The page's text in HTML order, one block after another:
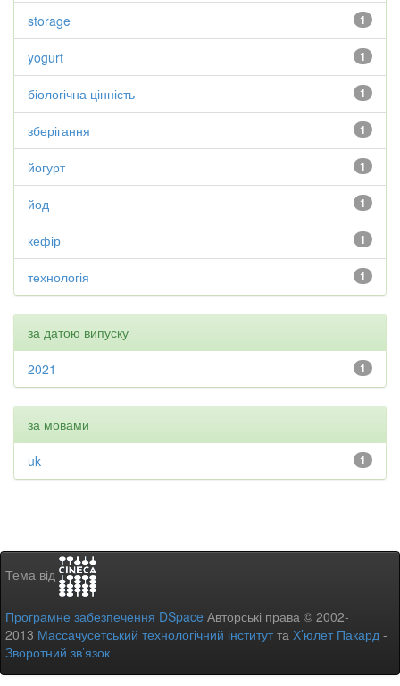
1
storage
1
yogurt
1
біологічна цінність
1
зберігання
1
йогурт
1
йод
1
кефір
1
технологія
за датою випуску
1
2021
за мовами
1
uk
Тема від
Програмне забезпечення DSpace Авторські права © 2002-
2013 Массачусетський технологічний інститутта Х’юлет Пакард -
Зворотний зв’язок